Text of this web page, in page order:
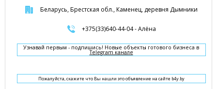
Беларусь, Брестская обл., Каменец, деревня Дымники
+375(33)640-44-04 - Алёна
Узнавай первым - подпишись! Новые объекты готового бизнеса в
Telegram канале
Пожалуйста, скажите что Вы нашли это объявление на сайте b4y.by